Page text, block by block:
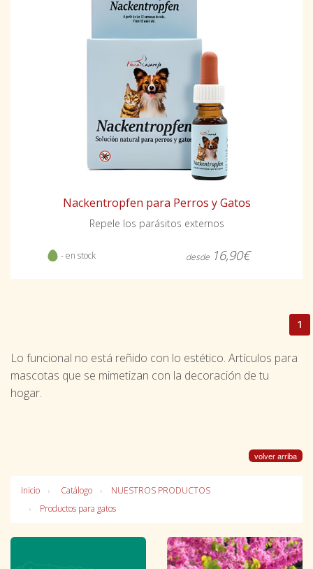
Nackentropfen para Perros y Gatos
Repele los parásitos externos
- en stock desde 16,90€
1
Lo funcional no está reñido con lo estético. Artículos para
mascotas que se mimetizan con la decoración de tu
hogar.
volver arriba
Inicio Catálogo
NUESTROS PRODUCTOS
Productos para gatos